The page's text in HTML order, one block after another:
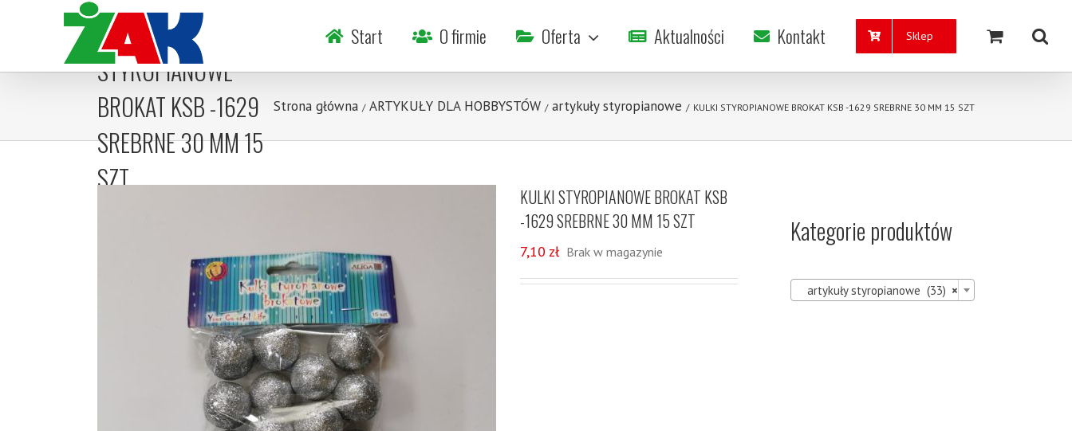
Start O firmie Oferta Aktualności Kontakt Sklep
KULKI
STYROPIANOWE
BROKAT KSB -1629
SREBRNE 30 MM 15
SZT
Strona główna / ARTYKUŁY DLA HOBBYSTÓW / artykuły styropianowe / KULKI STYROPIANOWE BROKAT KSB -1629 SREBRNE 30 MM 15 SZT
KULKI STYROPIANOWE BROKAT KSB
-1629 SREBRNE 30 MM 15 SZT
7,10 zł Brak w magazynie
Kategorie produktów
×
artykuły styropianowe (33)